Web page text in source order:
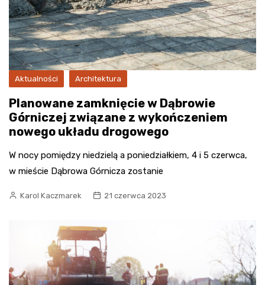
Aktualności Architektura
Planowane zamknięcie w Dąbrowie
Górniczej związane z wykończeniem
nowego układu drogowego
W nocy pomiędzy niedzielą a poniedziałkiem, 4 i 5 czerwca,
w mieście Dąbrowa Górnicza zostanie
Karol Kaczmarek 21 czerwca 2023